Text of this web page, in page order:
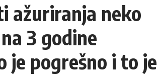
ažuriranja neko
3 godine
je pogrešno i to je